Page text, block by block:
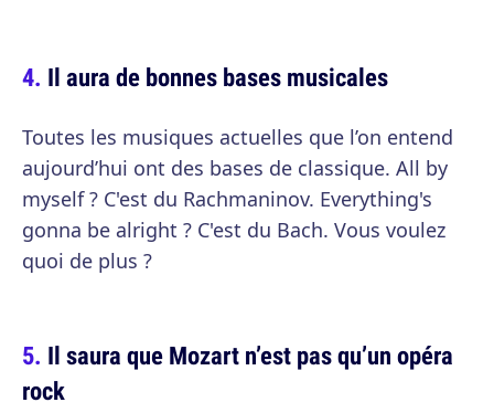
Il aura de bonnes bases musicales
Toutes les musiques actuelles que l’on entend
aujourd’hui ont des bases de classique. All by
myself ? C'est du Rachmaninov. Everything's
gonna be alright ? C'est du Bach. Vous voulez
quoi de plus ?
Il saura que Mozart n’est pas qu’un opéra
rock